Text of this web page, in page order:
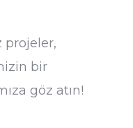
projeler,
bir
göz atın!